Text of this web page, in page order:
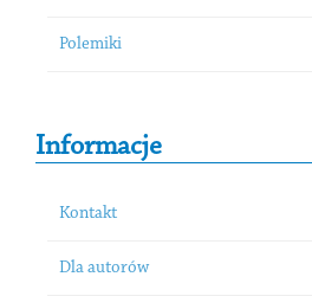
Polemiki
Informacje
Kontakt
Dla autorów